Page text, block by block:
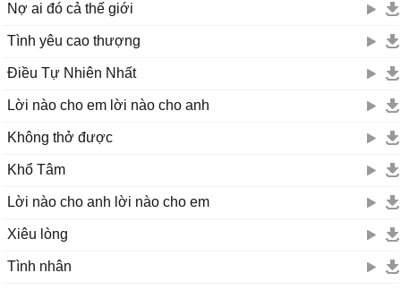
Nợ ai đó cả thế giới
Tình yêu cao thượng
Điều Tự Nhiên Nhất
Lời nào cho em lời nào cho anh
Không thở được
Khổ Tâm
Lời nào cho anh lời nào cho em
Xiêu lòng
Tình nhân